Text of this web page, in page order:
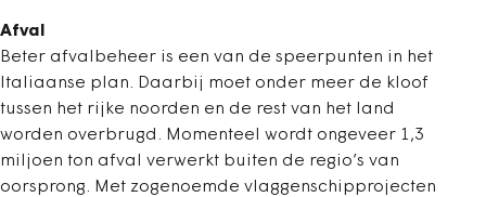
Afval
Beter afvalbeheer is een van de speerpunten in het
Italiaanse plan. Daarbij moet onder meer de kloof
tussen het rijke noorden en de rest van het land
worden overbrugd. Momenteel wordt ongeveer 1,3
miljoen ton afval verwerkt buiten de regio’s van
oorsprong. Met zogenoemde vlaggenschipprojecten